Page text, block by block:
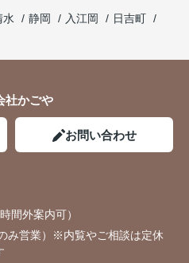
水 静岡 入江岡
日吉町
社かごや
お問い合わせ
間外案内可）
み営業）※内覧やご相談は定休